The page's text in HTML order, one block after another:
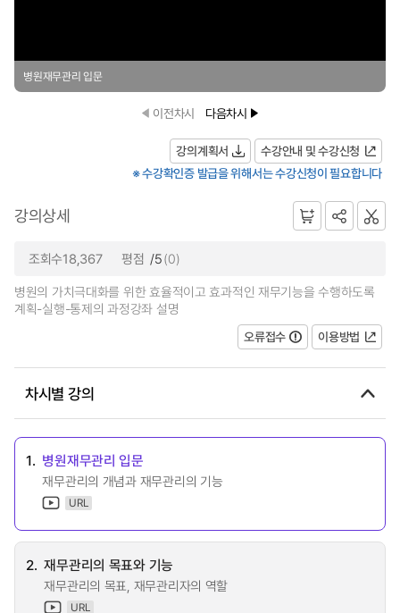
병원재무관리 입문
이전차시 다음차시
강의계획서
수강안내 및 수강신청
※ 수강확인증 발급을 위해서는 수강신청이 필요합니다
강의상세
조회수18,367 평점 /5(0)
병원의 가치극대화를 위한 효율적이고 효과적인 재무기능을 수행하도록
계획-실행-통제의 과정강좌 설명
오류접수
이용방법
차시별 강의
1. 병원재무관리 입문
재무관리의 개념과 재무관리의 기능
URL
2. 재무관리의 목표와 기능
재무관리의 목표, 재무관리자의 역할
URL